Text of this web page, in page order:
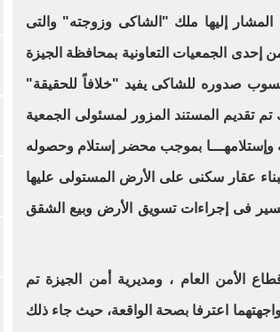
إليها ملك "الشاكى وزوجته" والتى
الجمعيات التعاونية بمحافظة الجيزة
صدوره للشاكى يفيد "خلافاً للحقيقة"
تقديم المستند المزور لمسئولى الجمعية
وإستلامهـــا بموجب محضر إستلام وحصوله
عقار سكنى على الأرض المستولى عليها
فى إجراءات تسويق الأرض وبيع الشقق
الأمن العام ، ومديرية أمن الجيزة تم
اعترفا بصحة الواقعة، حيث جاء ذلك